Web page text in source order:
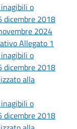
o
dicembre 2018
2024
Allegato 1
o
dicembre 2018
alla
o
dicembre 2018